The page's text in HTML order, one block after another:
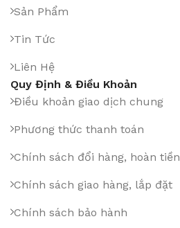
Sản Phẩm
Tin Tức
Liên Hệ
Quy Định & Điều Khoản
Điều khoản giao dịch chung
Phương thức thanh toán
Chính sách đổi hàng, hoàn tiền
Chính sách giao hàng, lắp đặt
Chính sách bảo hành